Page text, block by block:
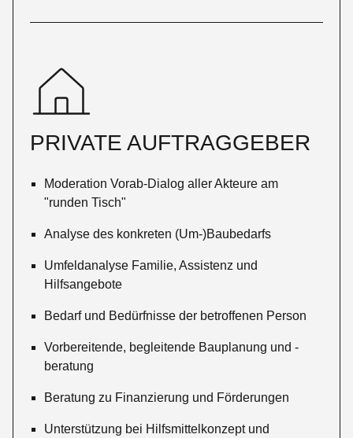
PRIVATE AUFTRAGGEBER
Moderation Vorab-Dialog aller Akteure am
"runden Tisch"
Analyse des konkreten (Um-)Baubedarfs
Umfeldanalyse Familie, Assistenz und
Hilfsangebote
Bedarf und Bedürfnisse der betroffenen Person
Vorbereitende, begleitende Bauplanung und -
beratung
Beratung zu Finanzierung und Förderungen
Unterstützung bei Hilfsmittelkonzept und